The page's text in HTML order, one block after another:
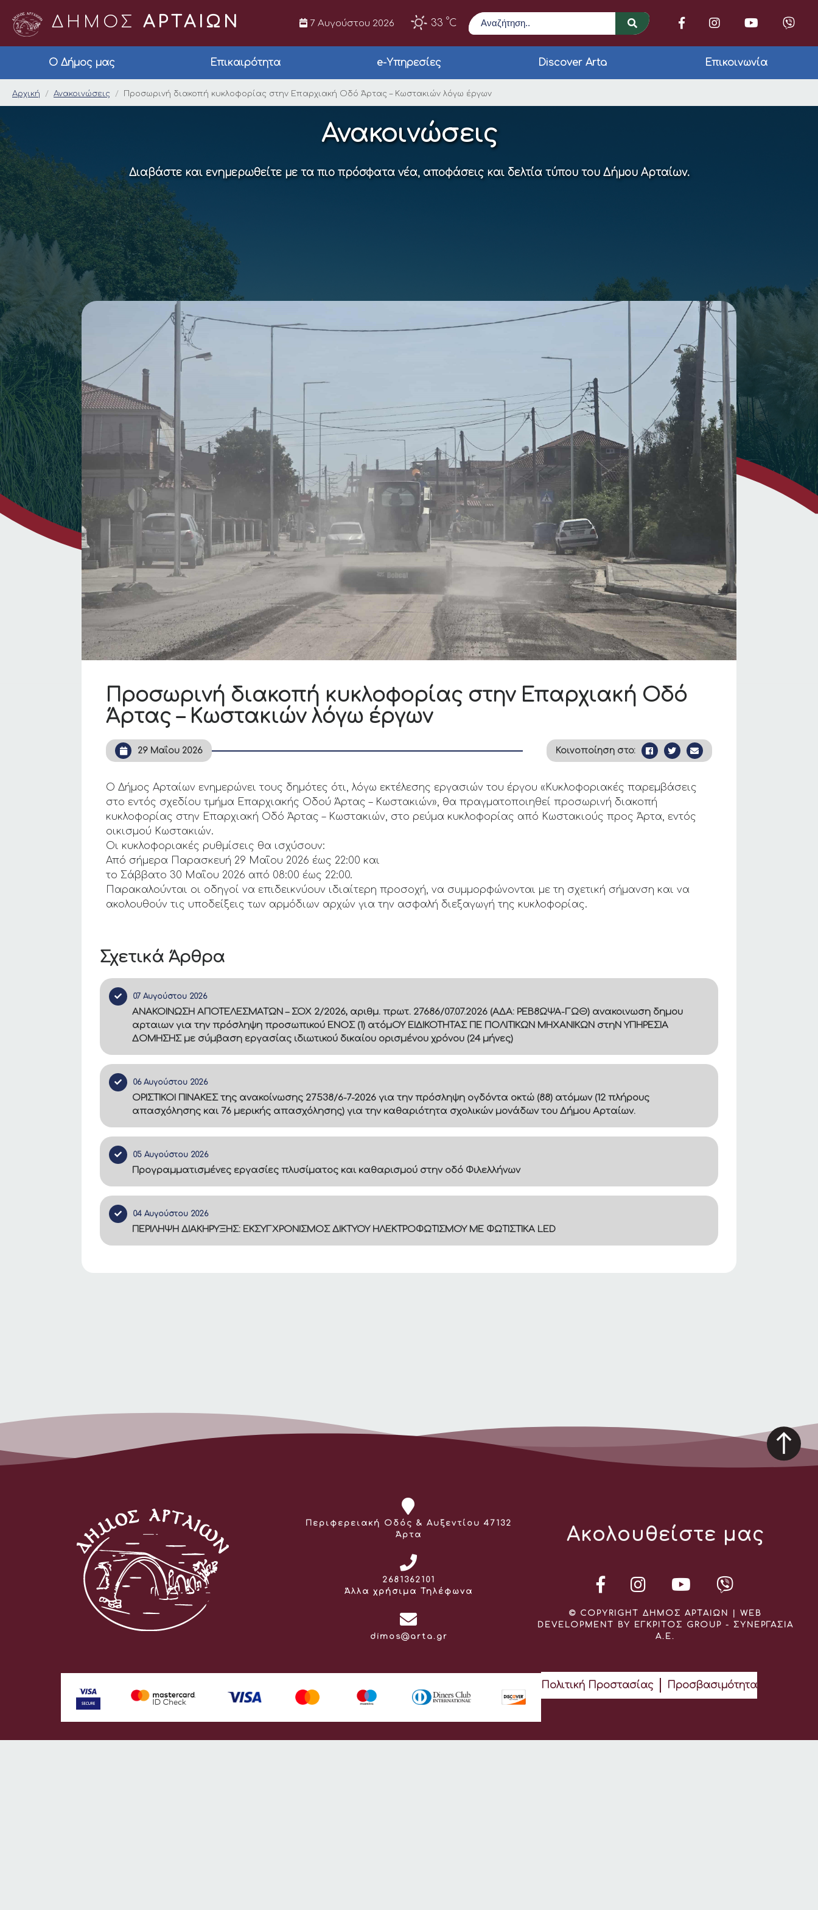
ΔΗΜΟΣ ΑΡΤΑΙΩΝ 7 Αυγούστου 2026 33 °C
Αναζήτηση
Ο Δήμος μας Επικαιρότητα e-Υπηρεσίες Discover Arta Επικοινωνία
Προσωρινή διακοπή κυκλοφορίας στην Επαρχιακή Οδό Άρτας
Αρχική Ανακοινώσεις Προσωρινή διακοπή κυκλοφορίας στην Επαρχιακή Οδό Άρτας – Κωστακιών λόγω έργων
Ανακοινώσεις
Διαβάστε και ενημερωθείτε με τα πιο πρόσφατα νέα, αποφάσεις και δελτία τύπου του Δήμου Αρταίων.
Σχετικά Άρθρα
07 Αυγούστου 2026
ΑΝΑΚΟΙΝΩΣΗ ΑΠΟΤΕΛΕΣΜΑΤΩΝ – ΣΟΧ 2/2026, αριθμ. πρωτ. 27686/07.07.2026 (ΑΔΑ: ΡΕΒ8ΩΨΑ-ΓΩΘ) ανακοινωση δημου
αρταιων για την πρόσληψη προσωπικού ΕΝΟΣ (1) ατόμΟΥ ΕΙΔΙΚΟΤΗΤΑΣ ΠΕ ΠΟΛΙΤΙΚΩΝ ΜΗΧΑΝΙΚΩΝ στηΝ ΥΠΗΡΕΣΙΑ
ΔΟΜΗΣΗΣ με σύμβαση εργασίας ιδιωτικού δικαίου ορισμένου χρόνου (24 μήνες)
06 Αυγούστου 2026
ΟΡΙΣΤΙΚΟΙ ΠΙΝΑΚΕΣ της ανακοίνωσης 27538/6-7-2026 για την πρόσληψη ογδόντα οκτώ (88) ατόμων (12 πλήρους
απασχόλησης και 76 μερικής απασχόλησης) για την καθαριότητα σχολικών μονάδων του Δήμου Αρταίων.
05 Αυγούστου 2026
Προγραμματισμένες εργασίες πλυσίματος και καθαρισμού στην οδό Φιλελλήνων
04 Αυγούστου 2026
ΠΕΡΙΛΗΨΗ ΔΙΑΚΗΡΥΞΗΣ: ΕΚΣΥΓΧΡΟΝΙΣΜΟΣ ΔΙΚΤΥΟΥ ΗΛΕΚΤΡΟΦΩΤΙΣΜΟΥ ΜΕ ΦΩΤΙΣΤΙΚΑ LED
Προσωρινή διακοπή κυκλοφορίας στην Επαρχιακή Οδό
Άρτας – Κωστακιών λόγω έργων
29 Μαΐου 2026 Κοινοποίηση στο:
Ο Δήμος Αρταίων ενημερώνει τους δημότες ότι, λόγω εκτέλεσης εργασιών του έργου «Κυκλοφοριακές παρεμβάσεις
στο εντός σχεδίου τμήμα Επαρχιακής Οδού Άρτας – Κωστακιών», θα πραγματοποιηθεί προσωρινή διακοπή
κυκλοφορίας στην Επαρχιακή Οδό Άρτας – Κωστακιών, στο ρεύμα κυκλοφορίας από Κωστακιούς προς Άρτα, εντός
οικισμού Κωστακιών.
Οι κυκλοφοριακές ρυθμίσεις θα ισχύσουν:
Από σήμερα Παρασκευή 29 Μαΐου 2026 έως 22:00 και
το Σάββατο 30 Μαΐου 2026 από 08:00 έως 22:00.
Παρακαλούνται οι οδηγοί να επιδεικνύουν ιδιαίτερη προσοχή, να συμμορφώνονται με τη σχετική σήμανση και να
ακολουθούν τις υποδείξεις των αρμόδιων αρχών για την ασφαλή διεξαγωγή της κυκλοφορίας.
Διεύθυνση:
Περιφερειακή Οδός & Αυξεντίου 47132
Άρτα
Τηλέφωνο:
2681362101
Άλλα χρήσιμα Τηλέφωνα
Email:
dimos@arta.gr
Ακολουθείστε μας
© COPYRIGHT ΔΗΜΟΣ ΑΡΤΑΙΩΝ | WEB
DEVELOPMENT BY ΕΓΚΡΙΤΟΣ GROUP - ΣΥΝΕΡΓΑΣΙΑ
Α.Ε.
Πολιτική Προστασίας Προσβασιμότητα